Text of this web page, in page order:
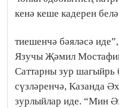
кенә кеше кадерен
тиешенчә бәяләсә
Язучы Җәмил
Саттарны зур шагыйрь
сүзләренчә, Казанда
зурлыйлар иде. “Мин